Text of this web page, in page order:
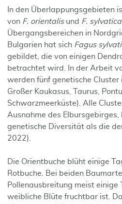
In den Überlappungsgebieten
von F. orientalisund F. sylvatica
Übergangsbereichen in
Bulgarien hat sich Fagus
gebildet, die von einigen
betrachtet wird. In der Arbeit
werden fünf genetische Cluster
Großer Kaukasus, Taurus,
Schwarzmeerküste). Alle
Ausnahme des Elbursgebirges,
genetische Diversität als die
2022).
Die Orientbuche blüht einige
Rotbuche. Bei beiden
Pollenausbreitung meist einige
weibliche Blüte fruchtbar ist.